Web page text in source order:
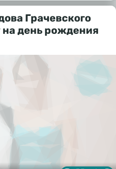
Грачевского
день рождения